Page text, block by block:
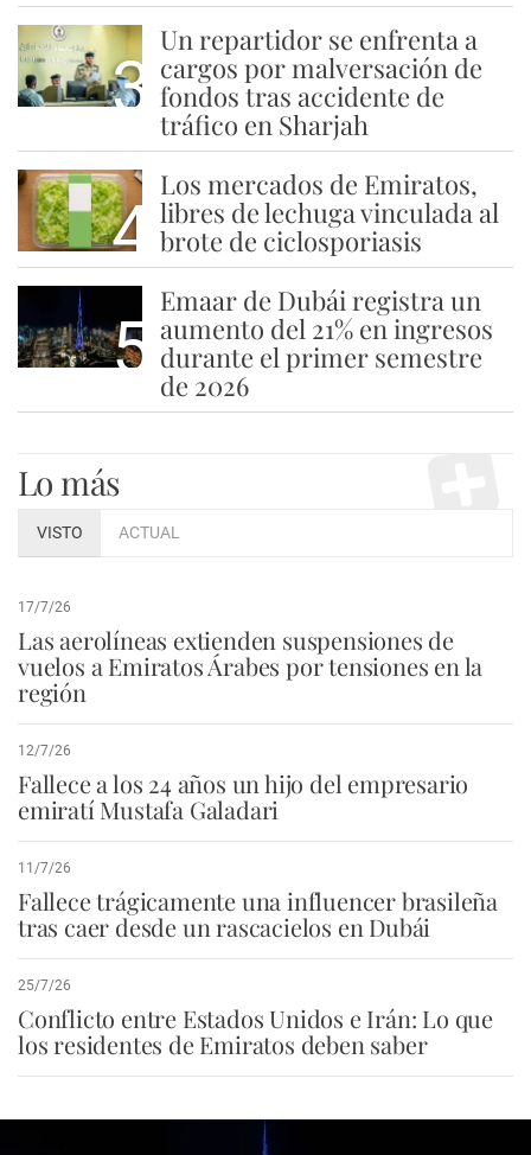
3
Un repartidor se enfrenta a
cargos por malversación de
fondos tras accidente de
tráfico en Sharjah
4
Los mercados de Emiratos,
libres de lechuga vinculada al
brote de ciclosporiasis
5
Emaar de Dubái registra un
aumento del 21% en ingresos
durante el primer semestre
de 2026
Lo más
VISTO ACTUAL
17/7/26
Las aerolíneas extienden suspensiones de
vuelos a Emiratos Árabes por tensiones en la
región
12/7/26
Fallece a los 24 años un hijo del empresario
emiratí Mustafa Galadari
11/7/26
Fallece trágicamente una influencer brasileña
tras caer desde un rascacielos en Dubái
25/7/26
Conflicto entre Estados Unidos e Irán: Lo que
los residentes de Emiratos deben saber